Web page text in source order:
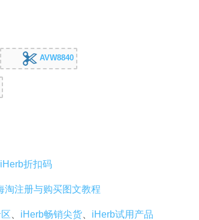
AVW8840
折扣码
淘注册与购买图文教程
iHerb畅销尖货 iHerb试用产品